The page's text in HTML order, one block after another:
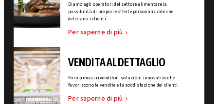
Diamo agli operatori del settore alimentare la
possibilità di proporre offerte personalizzate che
deliziano i clienti.
Per saperne di più
VENDITA AL DETTAGLIO
Forniamo ai rivenditori soluzioni innovative che
favoriscono le vendite e la soddisfazione dei clienti.
Per saperne di più